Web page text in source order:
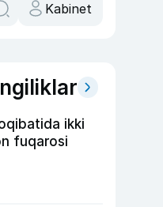
Kabinet
ikki
fuqarosi